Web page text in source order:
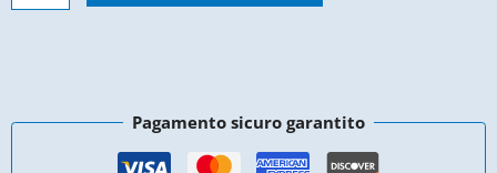
Specchietto
Sx
Pagamento sicuro garantito